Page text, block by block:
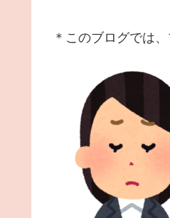
＊このブログでは